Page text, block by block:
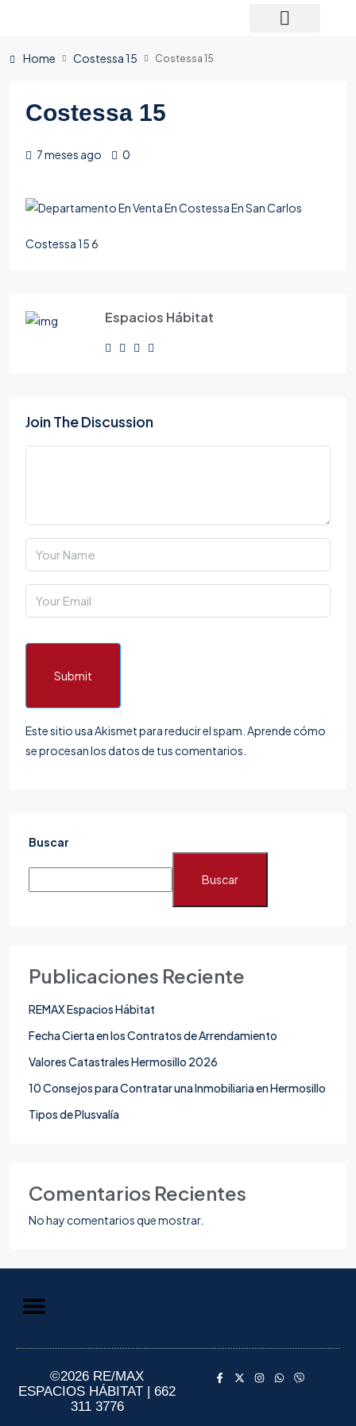
Home Costessa 15 Costessa 15
Costessa 15
7 meses ago 0
Costessa 15 6
Espacios Hábitat
Join The Discussion
Submit
Este sitio usa Akismet para reducir el spam. Aprende cómo
se procesan los datos de tus comentarios.
Buscar
Buscar
Publicaciones Reciente
REMAX Espacios Hábitat
Fecha Cierta en los Contratos de Arrendamiento
Valores Catastrales Hermosillo 2026
10 Consejos para Contratar una Inmobiliaria en Hermosillo
Tipos de Plusvalía
Comentarios Recientes
No hay comentarios que mostrar.
©2026 RE/MAX
ESPACIOS HÁBITAT | 662
311 3776